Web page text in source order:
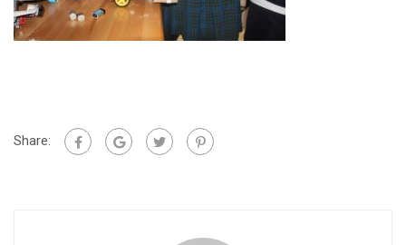
Share: